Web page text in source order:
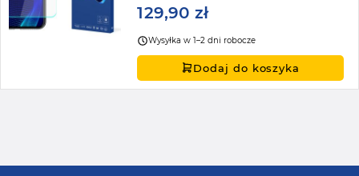
129,90 zł
Wysyłka w 1–2 dni robocze
Dodaj do koszyka